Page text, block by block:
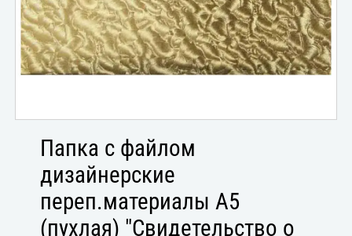
Папка с файлом
дизайнерские
переп.материалы А5
(пухлая) "Свидетельство о